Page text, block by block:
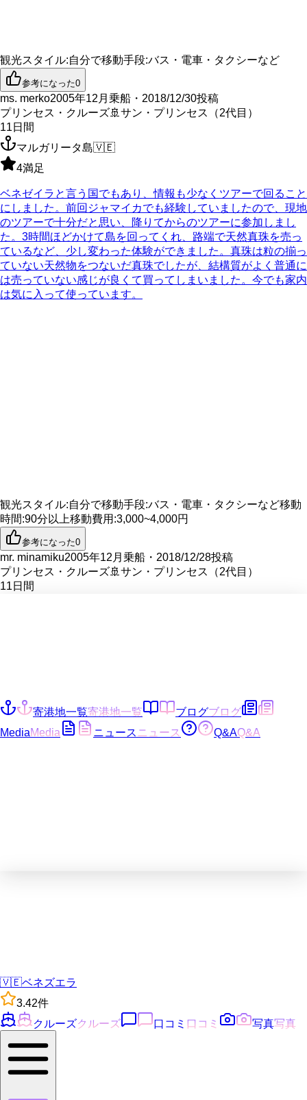
観光スタイル:自分で移動手段:バス・電車・タクシーなど
参考になった0
ms. merko2005年12月乗船・2018/12/30投稿
プリンセス・クルーズ🚢 サン・プリンセス（2代目）
11 日間
マルガリータ島🇻🇪
4満足
ベネゼイラと言う国でもあり、情報も少なくツアーで回ること
にしました。前回ジャマイカでも経験していましたので、現地
のツアーで十分だと思い、降りてからのツアーに参加しまし
た。3時間ほどかけて島を回ってくれ、路端で天然真珠を売っ
ているなど、少し変わった体験ができました。真珠は粒の揃っ
ていない天然物をつないだ真珠でしたが、結構質がよく普通に
は売っていない感じが良くて買ってしまいました。今でも家内
は気に入って使っています。
観光スタイル:自分で移動手段:バス・電車・タクシーなど移動
時間:90分以上移動費用 :3,000~4,000円
参考になった0
mr. minamiku2005年12月乗船・2018/12/28投稿
プリンセス・クルーズ🚢 サン・プリンセス（2代目）
11 日間
寄港地一覧寄港地一覧 ブログブログ
MediaMedia ニュース ニュース Q&AQ&A
🇻🇪ベネズエラ
3.42件
クルーズクルーズ 口コミ 口コミ 写真写真